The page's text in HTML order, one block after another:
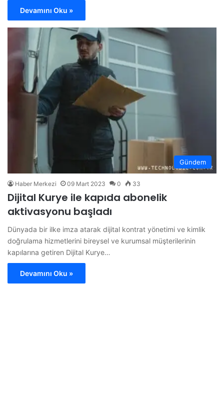
Devamını Oku »
Gündem
Haber Merkezi 09 Mart 2023 0 33
Dijital Kurye ile kapıda abonelik
aktivasyonu başladı
Dünyada bir ilke imza atarak dijital kontrat yönetimi ve kimlik
doğrulama hizmetlerini bireysel ve kurumsal müşterilerinin
kapılarına getiren Dijital Kurye…
Devamını Oku »